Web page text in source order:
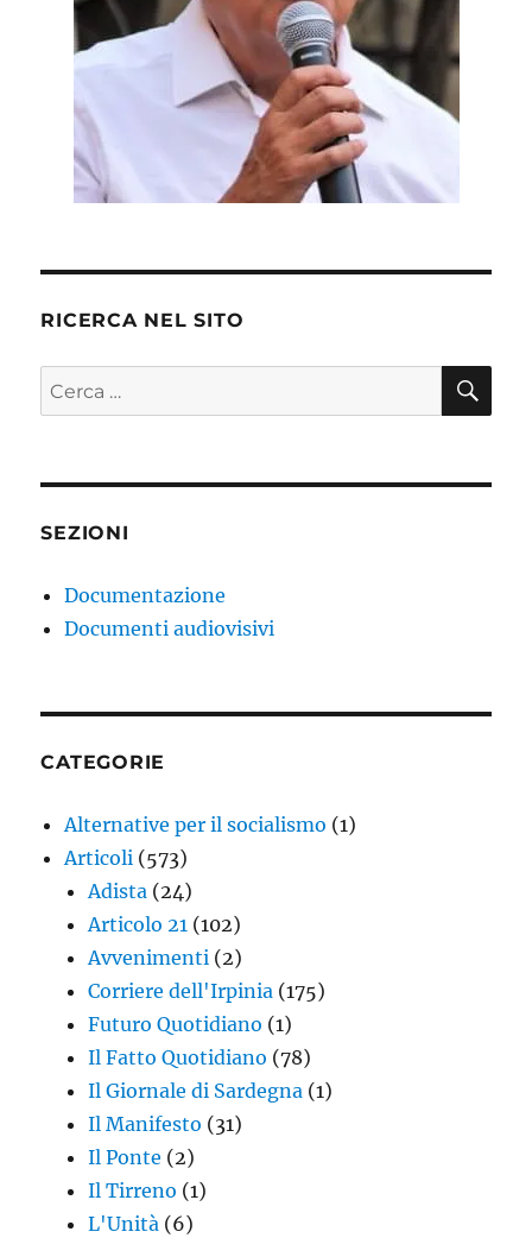
RICERCA NEL SITO
Cerca:
SEZIONI
Documentazione
Documenti audiovisivi
CATEGORIE
Alternative per il socialismo (1)
Articoli (573)
Adista (24)
Articolo 21 (102)
Avvenimenti (2)
Corriere dell'Irpinia (175)
Futuro Quotidiano (1)
Il Fatto Quotidiano (78)
Il Giornale di Sardegna (1)
Il Manifesto (31)
Il Ponte (2)
Il Tirreno (1)
L'Unità (6)